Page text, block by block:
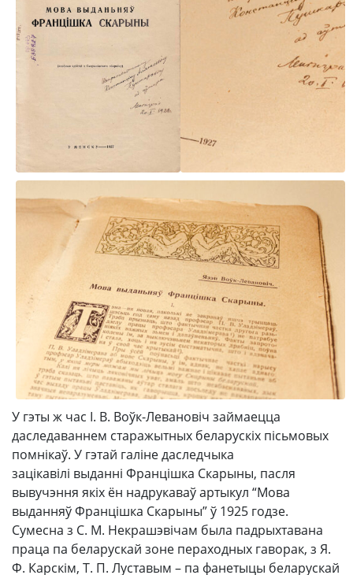
У гэты ж час І. В. Воўк-Левановіч займаецца
даследаваннем старажытных беларускіх пісьмовых
помнікаў. У гэтай галіне даследчыка
зацікавілі выданні Францішка Скарыны, пасля
вывучэння якіх ён надрукаваў артыкул “Мова
выданняў Францішка Скарыны” ў 1925 годзе.
Сумесна з С. М. Некрашэвічам была падрыхтавана
праца па беларускай зоне пераходных гаворак, з Я.
Ф. Карскім, Т. П. Луставым – па фанетыцы беларускай